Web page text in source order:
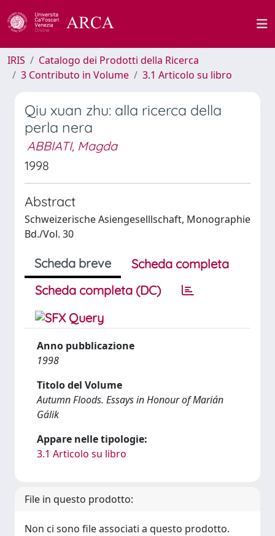
IRIS
Catalogo dei Prodotti della Ricerca
3 Contributo in Volume
3.1 Articolo su libro
Qiu xuan zhu: alla ricerca della
perla nera
ABBIATI, Magda
1998
Abstract
Schweizerische Asiengeselllschaft, Monographie
Bd./Vol. 30
Scheda breve
Scheda completa
Scheda completa (DC)
Anno pubblicazione
1998
Titolo del Volume
Autumn Floods. Essays in Honour of Marián
Gálik
Appare nelle tipologie:
3.1 Articolo su libro
File in questo prodotto:
Non ci sono file associati a questo prodotto.